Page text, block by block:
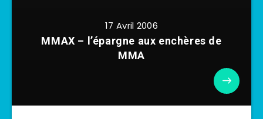
17 Avril 2006
MMAX – l’épargne aux enchères de
MMA